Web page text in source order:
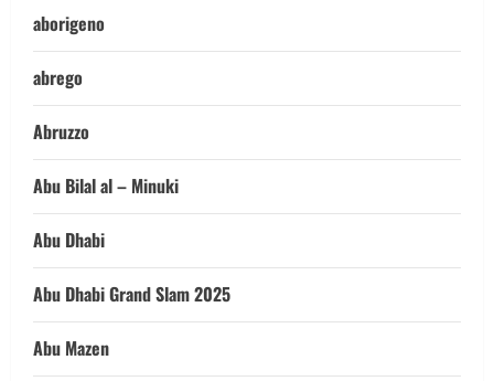
aborigeno
abrego
Abruzzo
Abu Bilal al – Minuki
Abu Dhabi
Abu Dhabi Grand Slam 2025
Abu Mazen